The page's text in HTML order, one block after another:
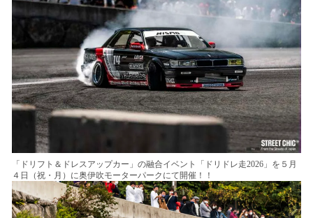
「ドリフト＆ドレスアップカー」の融合イベント「ドリドレ走2026」を５月
４日（祝・月）に奥伊吹モーターパークにて開催！！